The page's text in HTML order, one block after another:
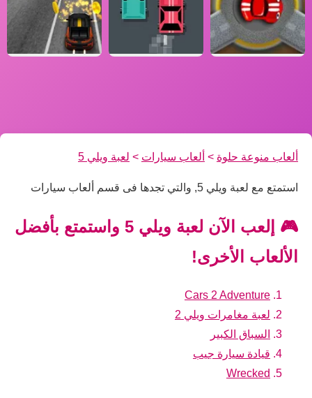
ألعاب منوعة حلوة > ألعاب سيارات > لعبة ويلي 5
استمتع مع لعبة ويلي 5, والتي تجدها فى قسم ألعاب سيارات
🎮 إلعب الآن لعبة ويلي 5 واستمتع بأفضل
الألعاب الأخرى!
Cars 2 Adventure
لعبة مغامرات ويلي 2
السباق الكبير
قيادة سيارة جيب
Wrecked